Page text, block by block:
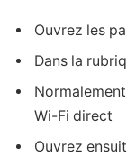
Ouvrez les
Dans la
Wi-Fi direct
Ouvrez